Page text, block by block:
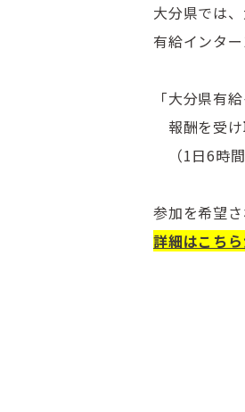
大分県では
有給インタ
「大分県有
報酬を受け
（1日6時
参加を希望
詳細はこち